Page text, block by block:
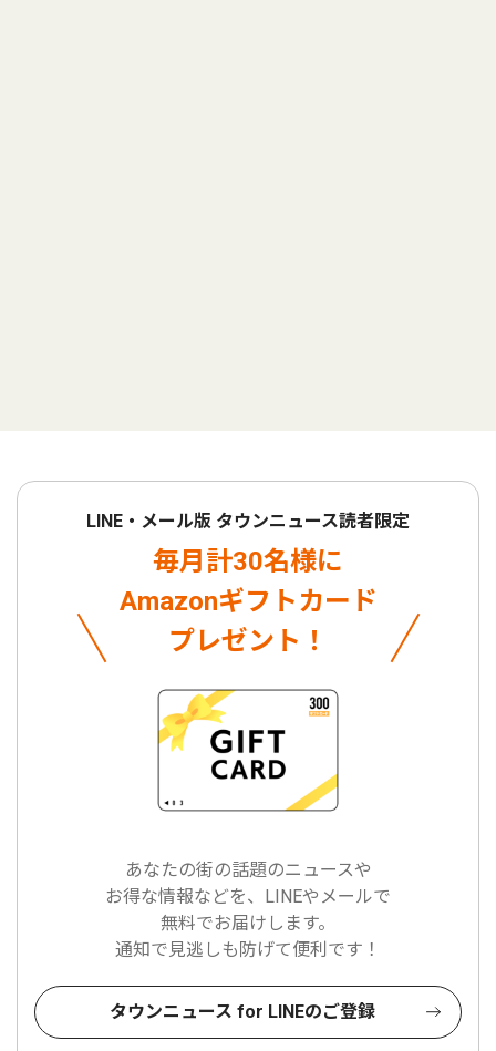
LINE・メール版 タウンニュース読者限定
毎月計30名様に
Amazonギフトカード
プレゼント！
あなたの街の話題のニュースや
お得な情報などを、LINEやメールで
無料でお届けします。
通知で見逃しも防げて便利です！
タウンニュース for LINEのご登録